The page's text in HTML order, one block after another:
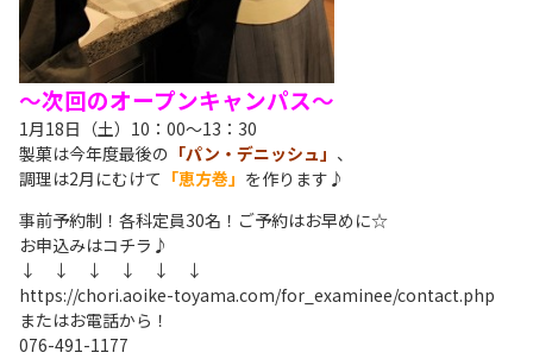
～次回のオープンキャンパス～
1月18日（土）10：00～13：30
製菓は今年度最後の 「パン・デニッシュ」 、
調理は2月にむけて 「恵方巻」 を作ります♪
事前予約制！各科定員30名！ご予約はお早めに☆
お申込みはコチラ♪
↓ ↓ ↓ ↓ ↓ ↓
https://chori.aoike-toyama.com/for_examinee/contact.php
またはお電話から！
076-491-1177